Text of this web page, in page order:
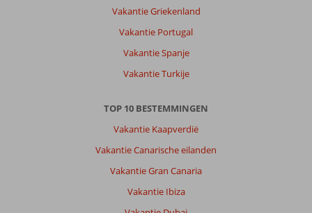
Vakantie Griekenland
Vakantie Portugal
Vakantie Spanje
Vakantie Turkije
TOP 10 BESTEMMINGEN
Vakantie Kaapverdië
Vakantie Canarische eilanden
Vakantie Gran Canaria
Vakantie Ibiza